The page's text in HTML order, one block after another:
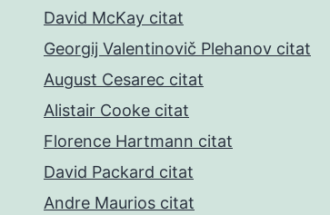
David McKay citat
Georgij Valentinovič Plehanov citat
August Cesarec citat
Alistair Cooke citat
Florence Hartmann citat
David Packard citat
Andre Maurios citat